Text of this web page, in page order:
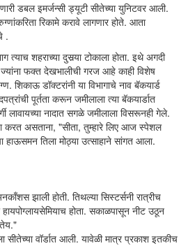
डबल इमर्जन्सी ड्यूटी सीतेच्या युनिटवर आली.
रिकामे करावे लागणार होते. आता
.
त्याच शहराच्या दुसर्‍या टोकाला होता. इथे अगदी
फक्त देखभालीची गरज आहे काही विशेष
शिकाऊ डॉक्टरांनी या विभागाचे नाव बॅकयार्ड
पूर्तता करून जमीलाला त्या बॅकयार्डात
लावायच्या नादात सगळे जमीलाला विसरूनही गेले.
करत असताना, "सीता, तुम्हारे लिए आज स्पेशल
हाऊसमन तिला मोठ्या उत्साहाने सांगत आला.
झाली होती. तिथल्या सिस्टर्सनी रात्रीच
होता. सकाळपासून नीट उठून
सीतेच्या वॉर्डात आली. यावेळी मात्र प्रकाश इतकीच